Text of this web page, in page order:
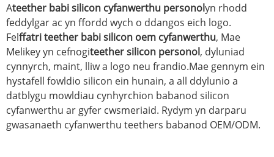
Ateether babi silicon cyfanwerthu personolyn rhodd
feddylgar ac yn ffordd wych o ddangos eich logo.
Felffatri teether babi silicon oem cyfanwerthu, Mae
Melikey yn cefnogiteether silicon personol, dyluniad
cynnyrch, maint, lliw a logo neu frandio.Mae gennym ein
hystafell fowldio silicon ein hunain, a all ddylunio a
datblygu mowldiau cynhyrchion babanod silicon
cyfanwerthu ar gyfer cwsmeriaid. Rydym yn darparu
gwasanaeth cyfanwerthu teethers babanod OEM/ODM.